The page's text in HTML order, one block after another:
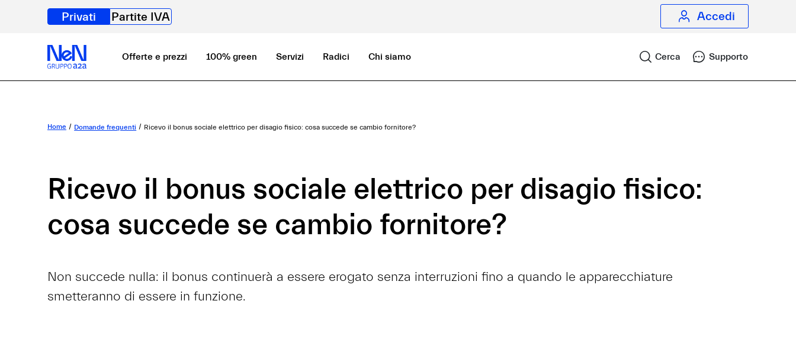
Privati Partite IVA Accedi
Offerte e prezzi 100% green Servizi Radici Chi siamo Cerca Supporto
Home Domande frequenti Ricevo il bonus sociale elettrico per disagio fisico: cosa succede se cambio fornitore?
Ricevo il bonus sociale elettrico per disagio fisico:
cosa succede se cambio fornitore?
Non succede nulla: il bonus continuerà a essere erogato senza interruzioni fino a quando le apparecchiature
smetteranno di essere in funzione.